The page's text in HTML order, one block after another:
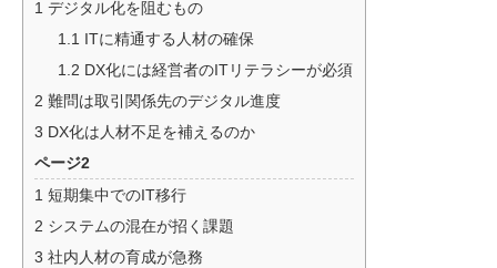
1 デジタル化を阻むもの
1.1 ITに精通する人材の確保
1.2 DX化には経営者のITリテラシーが必須
2 難問は取引関係先のデジタル進度
3 DX化は人材不足を補えるのか
ページ2
1 短期集中でのIT移行
2 システムの混在が招く課題
3 社内人材の育成が急務